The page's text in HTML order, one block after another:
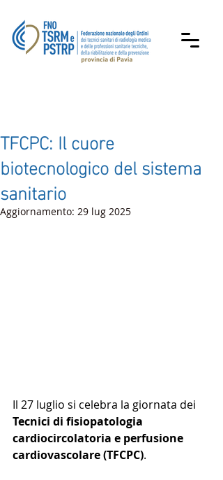
TFCPC: Il cuore
biotecnologico del sistema
sanitario
Aggiornamento: 29 lug 2025
Il 27 luglio si celebra la giornata dei
Tecnici di fisiopatologia
cardiocircolatoria e perfusione
cardiovascolare (TFCPC).